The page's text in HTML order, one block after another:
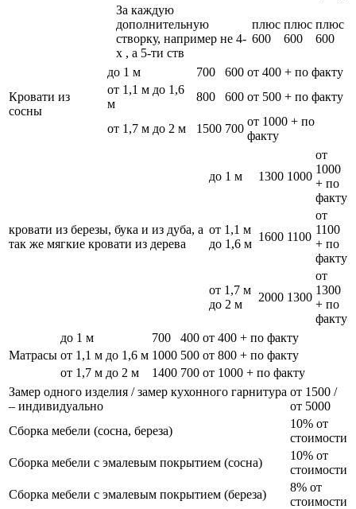
За каждую
дополнительную
створку, например не 4-
х , а 5-ти ств
плюс
600
плюс
600
плюс
600
Кровати из
сосны
до 1 м 700 600 от 400 + по факту
от 1,1 м до 1,6
м
800 600 от 500 + по факту
от 1,7 м до 2 м 1500 700
от 1000 + по
факту
кровати из березы, бука и из дуба, а
так же мягкие кровати из дерева
до 1 м 1300 1000
от
1000
+ по
факту
от 1,1 м
до 1,6 м
1600 1100
от
1100
+ по
факту
от 1,7 м
до 2 м
2000 1300
от
1300
+ по
факту
Матрасы
до 1 м 700 400 от 400 + по факту
от 1,1 м до 1,6 м 1000 500 от 800 + по факту
от 1,7 м до 2 м
1400 700 от 1000 + по факту
Замер одного изделия / замер кухонного гарнитура
– индивидуально
от 1500 /
от 5000
Сборка мебели (сосна, береза)
10% от
стоимости
Сборка мебели с эмалевым покрытием (сосна)
10% от
стоимости
Сборка мебели с эмалевым покрытием (береза)
8% от
стоимости